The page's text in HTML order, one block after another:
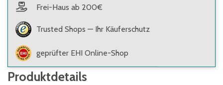
Frei-Haus ab 200€
Trusted Shops — Ihr Käuferschutz
geprüfter EHI Online-Shop
Produktdetails